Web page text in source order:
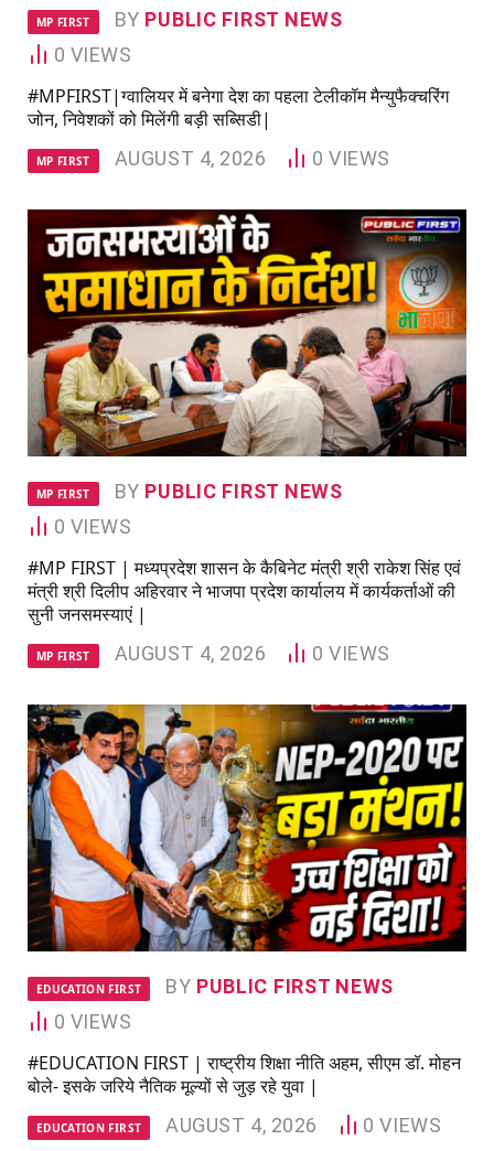
MP FIRST BY PUBLIC FIRST NEWS
0 VIEWS
#MPFIRST|ग्वालियर में बनेगा देश का पहला टेलीकॉम मैन्युफैक्चरिंग
जोन, निवेशकों को मिलेंगी बड़ी सब्सिडी|
MP FIRST AUGUST 4, 2026 0VIEWS
MP FIRST BY PUBLIC FIRST NEWS
0 VIEWS
#MP FIRST | मध्यप्रदेश शासन के कैबिनेट मंत्री श्री राकेश सिंह एवं
मंत्री श्री दिलीप अहिरवार ने भाजपा प्रदेश कार्यालय में कार्यकर्ताओं की
सुनी जनसमस्याएं |
MP FIRST AUGUST 4, 2026 0VIEWS
EDUCATION FIRST BY PUBLIC FIRST NEWS
0 VIEWS
#EDUCATION FIRST | राष्ट्रीय शिक्षा नीति अहम, सीएम डॉ. मोहन
बोले- इसके जरिये नैतिक मूल्यों से जुड़ रहे युवा |
EDUCATION FIRST AUGUST 4, 2026 0VIEWS